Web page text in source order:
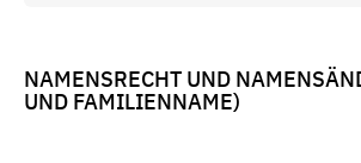
NAMENSRECHT UND
UND FAMILIENNAME)